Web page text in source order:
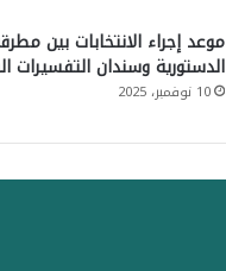
موعد إجراء الانتخابات بين
الدستورية وسندان التفسيرات
10 نوفمبر، 2025